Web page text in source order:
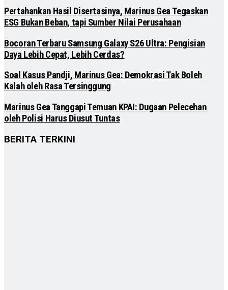
Pertahankan Hasil Disertasinya, Marinus Gea Tegaskan
ESG Bukan Beban, tapi Sumber Nilai Perusahaan
Bocoran Terbaru Samsung Galaxy S26 Ultra: Pengisian
Daya Lebih Cepat, Lebih Cerdas?
Soal Kasus Pandji, Marinus Gea: Demokrasi Tak Boleh
Kalah oleh Rasa Tersinggung
Marinus Gea Tanggapi Temuan KPAI: Dugaan Pelecehan
oleh Polisi Harus Diusut Tuntas
BERITA TERKINI